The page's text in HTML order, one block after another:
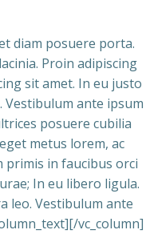
diam posuere porta.
Proin adipiscing
sit amet. In eu justo
Vestibulum ante ipsum
posuere cubilia
metus lorem, ac
primis in faucibus orci
In eu libero ligula.
leo. Vestibulum ante
vc_column]